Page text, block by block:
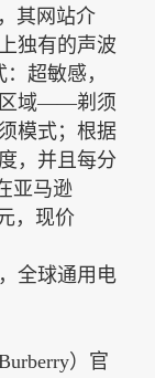
其网站介
独有的声波
超敏感，
区域——剃须
模式；根据
，并且每分
亚马逊
，现价
全球通用电
）官